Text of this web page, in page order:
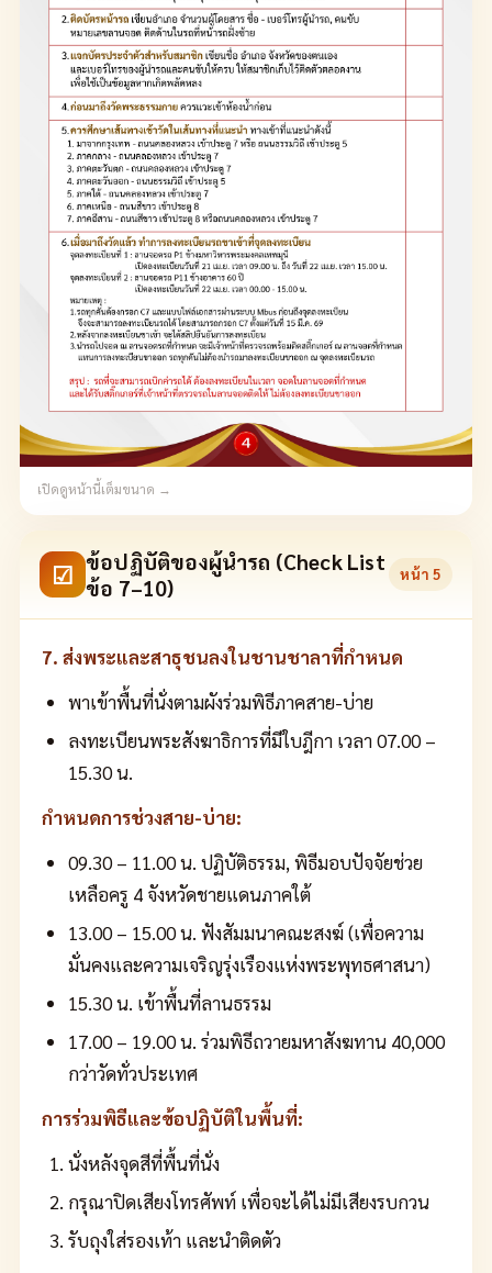
เปิดดูหน้านี้เต็มขนาด →
☑ ข้อปฏิบัติของผู้นำรถ (Check List
ข้อ 7–10)
หน้า5
7. ส่งพระและสาธุชนลงในชานชาลาที่กำหนด
พาเข้าพื้นที่นั่งตามผังร่วมพิธีภาคสาย-บ่าย
ลงทะเบียนพระสังฆาธิการที่มีใบฎีกา เวลา 07.00 –
15.30 น.
กำหนดการช่วงสาย-บ่าย:
09.30 – 11.00 น. ปฏิบัติธรรม, พิธีมอบปัจจัยช่วย
เหลือครู 4 จังหวัดชายแดนภาคใต้
13.00 – 15.00 น. ฟังสัมมนาคณะสงฆ์ (เพื่อความ
มั่นคงและความเจริญรุ่งเรืองแห่งพระพุทธศาสนา)
15.30 น. เข้าพื้นที่ลานธรรม
17.00 – 19.00 น. ร่วมพิธีถวายมหาสังฆทาน 40,000
กว่าวัดทั่วประเทศ
การร่วมพิธีและข้อปฏิบัติในพื้นที่:
นั่งหลังจุดสีที่พื้นที่นั่ง
กรุณาปิดเสียงโทรศัพท์ เพื่อจะได้ไม่มีเสียงรบกวน
รับถุงใส่รองเท้า และนำติดตัว